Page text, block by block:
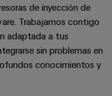
de inyección de
Trabajamos contigo
adaptada a tus
sin problemas en
conocimientos y